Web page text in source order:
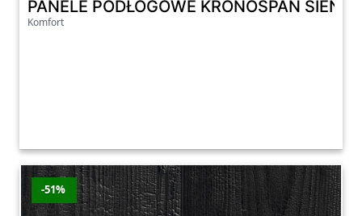
PANELE PODŁOGOWE KRONOSPAN
Komfort
-51%